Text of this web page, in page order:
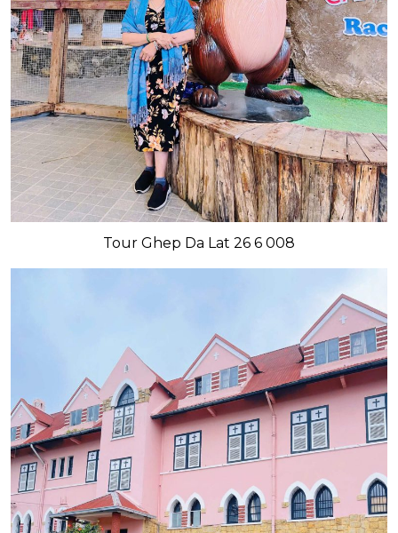
Tour Ghep Da Lat 26 6 008